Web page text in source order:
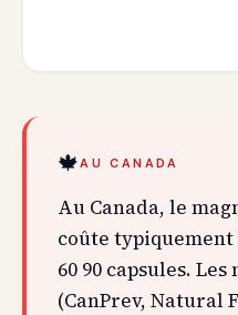
🍁AU CANADA
Au Canada, le
coûte typiquement
60 90 capsules.
(CanPrev, Natural